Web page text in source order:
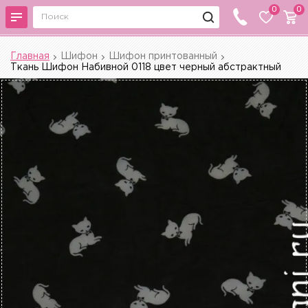
0 0
Главная Шифон
Шифон принтованный
Ткань Шифон Набивной 0118 цвет черный абстрактный